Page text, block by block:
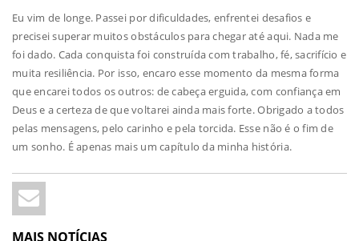
Eu vim de longe. Passei por dificuldades, enfrentei desafios e
precisei superar muitos obstáculos para chegar até aqui. Nada me
foi dado. Cada conquista foi construída com trabalho, fé, sacrifício e
muita resiliência. Por isso, encaro esse momento da mesma forma
que encarei todos os outros: de cabeça erguida, com confiança em
Deus e a certeza de que voltarei ainda mais forte. Obrigado a todos
pelas mensagens, pelo carinho e pela torcida. Esse não é o fim de
um sonho. É apenas mais um capítulo da minha história.
MAIS NOTÍCIAS